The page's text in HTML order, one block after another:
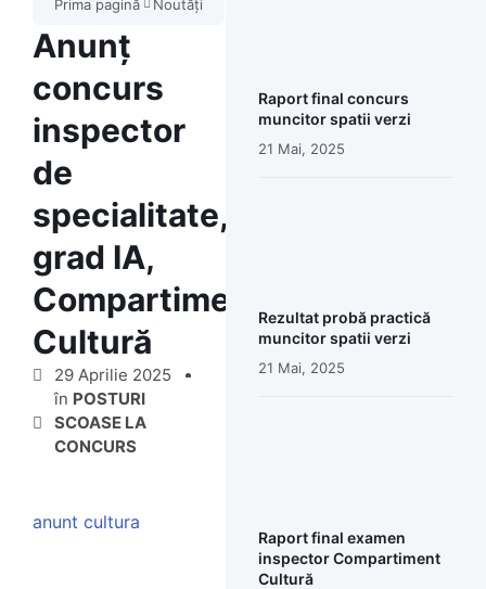
Prima pagină Noutăți
Anunț
concurs
inspector
de
specialitate,
grad IA,
Compartiment
Cultură
29 Aprilie 2025
în POSTURI
SCOASE LA
CONCURS
anunt cultura
Raport final concurs
muncitor spatii verzi
21 Mai, 2025
Rezultat probă practică
muncitor spatii verzi
21 Mai, 2025
Raport final examen
inspector Compartiment
Cultură